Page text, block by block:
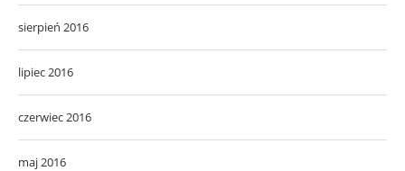
sierpień 2016
lipiec 2016
czerwiec 2016
maj 2016